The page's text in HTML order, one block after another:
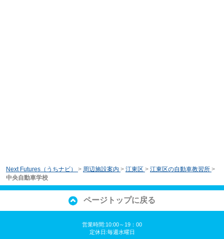
Next Futures（うちナビ） > 周辺施設案内 > 江東区 > 江東区の自動車教習所 >
中央自動車学校
ページトップに戻る
営業時間:10:00～19：00
定休日:毎週水曜日